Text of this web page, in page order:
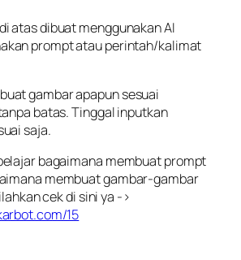
atas dibuat menggunakan AI
prompt atau perintah/kalimat
gambar apapun sesuai
batas. Tinggal inputkan
saja.
bagaimana membuat prompt
membuat gambar-gambar
cek di sini ya ->
15